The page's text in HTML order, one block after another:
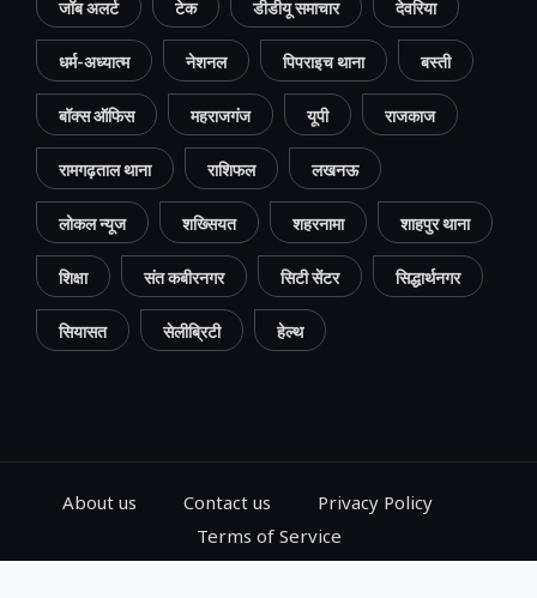
जॉब अलर्ट टेक डीडीयू समाचार देवरिया
धर्म-अध्यात्म नेशनल पिपराइच थाना बस्ती
बॉक्स ऑफिस महराजगंज यूपी राजकाज
रामगढ़ताल थाना राशिफल लखनऊ
लोकल न्यूज शख्सियत शहरनामा शाहपुर थाना
शिक्षा संत कबीरनगर सिटी सेंटर सिद्धार्थनगर
सियासत सेलीब्रिटी हेल्थ
About us Contact us
Privacy Policy
Terms of Service